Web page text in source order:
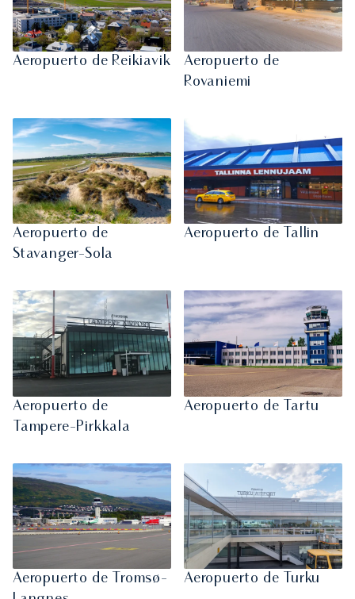
Aeropuerto de Reikiavik
Aeropuerto de
Rovaniemi
Aeropuerto de
Stavanger-Sola
Aeropuerto de Tallin
Aeropuerto de
Tampere-Pirkkala
Aeropuerto de Tartu
Aeropuerto de Tromsø-
Aeropuerto de Turku